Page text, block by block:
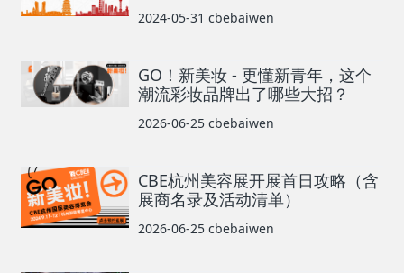
2024-05-31 cbebaiwen
GO！新美妆 - 更懂新青年，这个
潮流彩妆品牌出了哪些大招？
2026-06-25 cbebaiwen
CBE杭州美容展开展首日攻略（含
展商名录及活动清单）
2026-06-25 cbebaiwen